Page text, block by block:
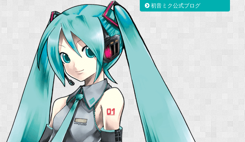
初音ミク公式ブログ